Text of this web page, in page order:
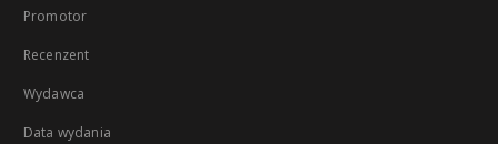
Promotor
Recenzent
Wydawca
Data wydania